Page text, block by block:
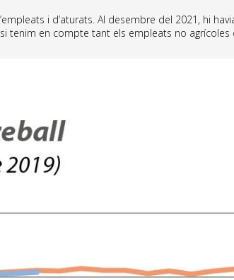
i d’aturats. Al desembre del 2021, hi
tenim en compte tant els empleats no agrícoles